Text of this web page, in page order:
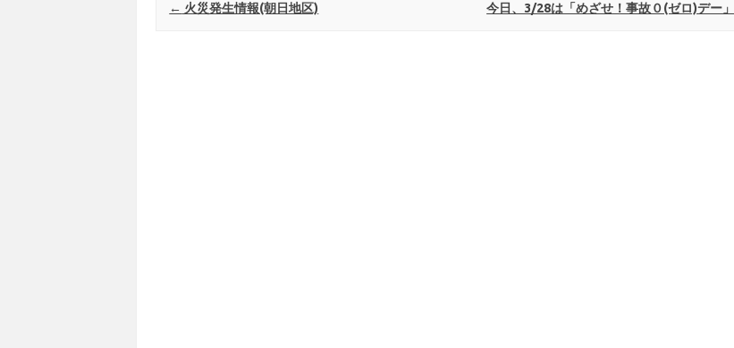
Post navigation
← 火災発生情報(朝日地区) 今日、3/28は「めざせ！事故０(ゼロ)デー」